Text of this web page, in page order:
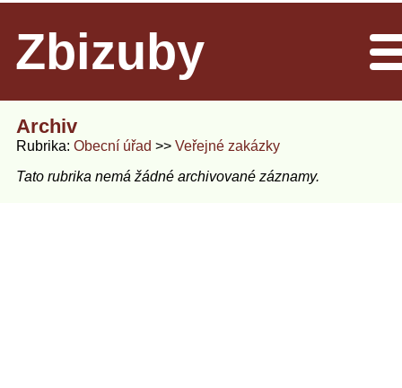
Zbizuby
Archiv
Rubrika Obecní úřad
Veřejné zakázky
Tato rubrika nemá žádné archivované záznamy.